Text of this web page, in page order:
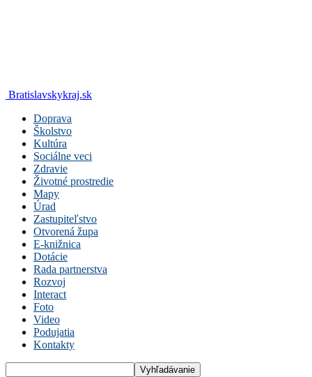
Bratislavskykraj.sk
Doprava
Školstvo
Kultúra
Sociálne veci
Zdravie
Životné prostredie
Mapy
Úrad
Zastupiteľstvo
Otvorená župa
E-knižnica
Dotácie
Rada partnerstva
Rozvoj
Interact
Foto
Video
Podujatia
Kontakty